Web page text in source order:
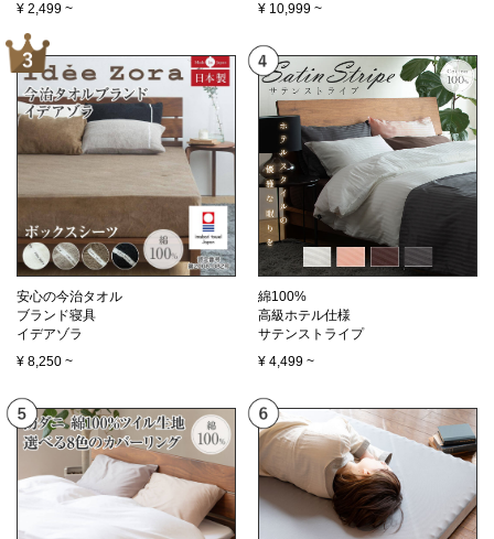
¥ 2,499 ~
¥ 10,999 ~
安心の今治タオル
ブランド寝具
イデアゾラ
¥ 8,250 ~
綿100%
高級ホテル仕様
サテンストライプ
¥ 4,499 ~